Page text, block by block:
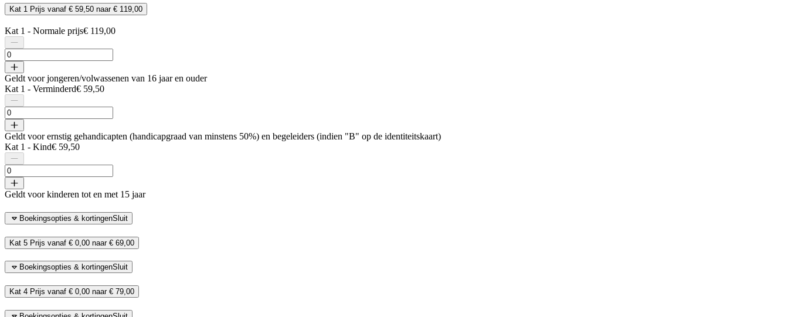
Kat 1 Prijs vanaf € 59,50 naar € 119,00
Kat 1 - Normale prijs€ 119,00
Geldt voor jongeren/volwassenen van 16 jaar en ouder
Kat 1 - Verminderd€ 59,50
Geldt voor ernstig gehandicapten (handicapgraad van minstens 50%) en begeleiders (indien "B" op de identiteitskaart)
Kat 1 - Kind€ 59,50
Geldt voor kinderen tot en met 15 jaar
Boekingsopties & kortingenSluit
Kat 5 Prijs vanaf € 0,00 naar € 69,00
Boekingsopties & kortingenSluit
Kat 4 Prijs vanaf € 0,00 naar € 79,00